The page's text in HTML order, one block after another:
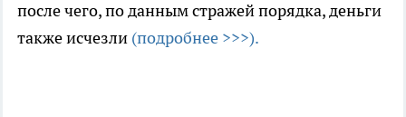
после чего, по данным стражей порядка, деньги
также исчезли (подробнее >>>).